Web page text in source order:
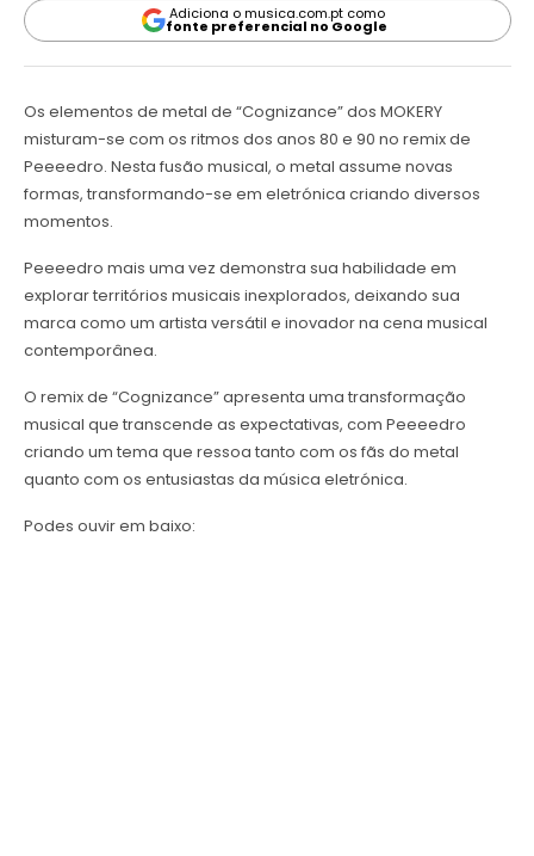
Adiciona o musica.com.pt como
fonte preferencial no Google
Os elementos de metal de “Cognizance” dos MOKERY
misturam-se com os ritmos dos anos 80 e 90 no remix de
Peeeedro. Nesta fusão musical, o metal assume novas
formas, transformando-se em eletrónica criando diversos
momentos.
Peeeedro mais uma vez demonstra sua habilidade em
explorar territórios musicais inexplorados, deixando sua
marca como um artista versátil e inovador na cena musical
contemporânea.
O remix de “Cognizance” apresenta uma transformação
musical que transcende as expectativas, com Peeeedro
criando um tema que ressoa tanto com os fãs do metal
quanto com os entusiastas da música eletrónica.
Podes ouvir em baixo: